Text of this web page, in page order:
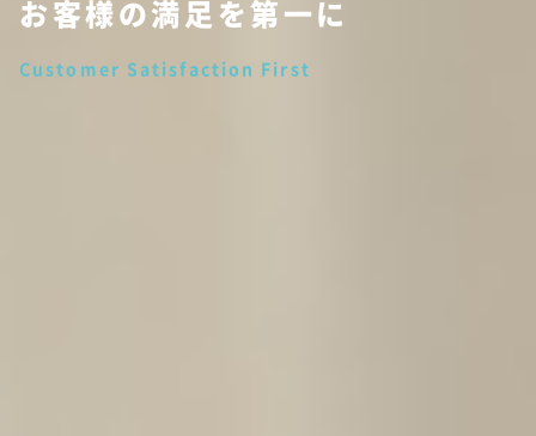
お客様の満足を第一に
Customer Satisfaction First
新車のような、中古車を。
Bringing you a used car that feels new.